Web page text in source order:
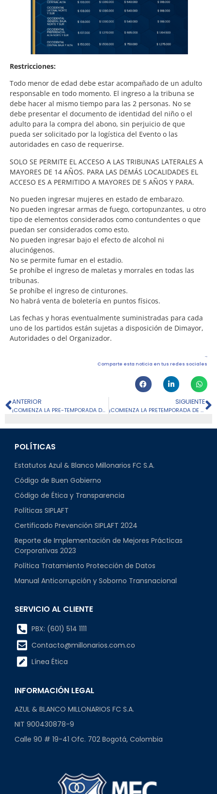
Restricciones:
Todo menor de edad debe estar acompañado de un adulto
responsable en todo momento. El ingreso a la tribuna se
debe hacer al mismo tiempo para las 2 personas. No se
debe presentar el documento de identidad del niño o el
adulto para la compra del abono, sin perjuicio de que
pueda ser solicitado por la logística del Evento o las
autoridades en caso de requerirse.
SOLO SE PERMITE EL ACCESO A LAS TRIBUNAS LATERALES A
MAYORES DE 14 AÑOS. PARA LAS DEMÁS LOCALIDADES EL
ACCESO ES A PERMITIDO A MAYORES DE 5 AÑOS Y PARA.
No pueden ingresar mujeres en estado de embarazo.
No pueden ingresar armas de fuego, cortopunzantes, u otro
tipo de elementos considerados como contundentes o que
puedan ser considerados como esto.
No pueden ingresar bajo el efecto de alcohol ni
alucinógenos.
No se permite fumar en el estadio.
Se prohíbe el ingreso de maletas y morrales en todas las
tribunas.
Se prohíbe el ingreso de cinturones.
No habrá venta de boletería en puntos físicos.
Las fechas y horas eventualmente suministradas para cada
uno de los partidos están sujetas a disposición de Dimayor,
Autoridades o del Organizador.
Comparte esta noticia en tus redes sociales
ANTERIOR
¡COMIENZA LA PRE-TEMPORADA DE MILLONARIOS FC PARA ESTE 2024-1!
SIGUIENTE
¡COMIENZA LA PRETEMPORADA DE LAS EMBAJADORAS EN ESTE 2024!
POLÍTICAS
Estatutos Azul & Blanco Millonarios FC S.A.
Código de Buen Gobierno
Código de Ética y Transparencia
Políticas SIPLAFT
Certificado Prevención SIPLAFT 2024
Reporte de Implementación de Mejores Prácticas
Corporativas 2023
Política Tratamiento Protección de Datos
Manual Anticorrupción y Soborno Transnacional
SERVICIO AL CLIENTE
PBX: (601) 514 1111
Contacto@millonarios.com.co
Línea Ética
INFORMACIÓN LEGAL
AZUL & BLANCO MILLONARIOS FC S.A.
NIT 900430878-9
Calle 90 # 19-41 Ofc. 702 Bogotá, Colombia